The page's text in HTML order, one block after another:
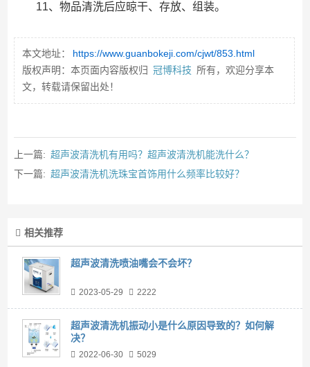
11、物品清洗后应晾干、存放、组装。
本文地址：
https://www.guanbokeji.com/cjwt/853.html
版权声明：本页面内容版权归 冠博科技 所有，欢迎分享本
文，转载请保留出处！
上一篇: 超声波清洗机有用吗？超声波清洗机能洗什么？
下一篇: 超声波清洗机洗珠宝首饰用什么频率比较好？
相关推荐
超声波清洗喷油嘴会不会坏？
2023-05-29 2222
超声波清洗机振动小是什么原因导致的？如何解
决？
2022-06-30 5029